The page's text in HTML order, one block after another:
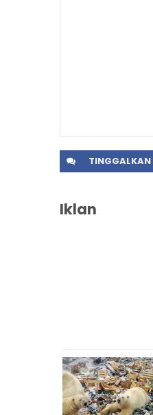
TINGGALKAN
Iklan